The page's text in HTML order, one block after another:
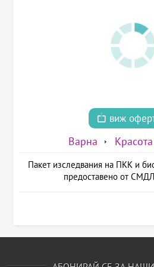
виж
Варна
Пакет изследвания на ПКК и
предоставено от